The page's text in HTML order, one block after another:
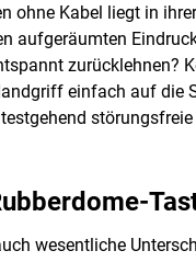
ohne Kabel liegt in
aufgeräumten
zurücklehnen?
einfach auf die
wesentliche